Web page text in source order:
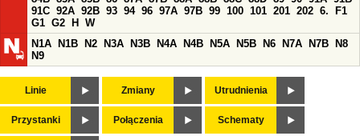
91C 92A 92B 93 94 96 97A 97B 99 100 101 201 202 6.
F1
G1 G2 H
W
N1A
N1B N2 N3A N3B N4A N4B N5A N5B N6 N7A N7B
N8
N9
Linie Zmiany Utrudnienia
Przystanki Połączenia Schematy